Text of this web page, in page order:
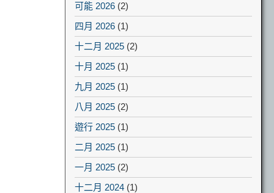
可能 2026 (2)
四月 2026 (1)
十二月 2025 (2)
十月 2025 (1)
九月 2025 (1)
八月 2025 (2)
遊行 2025 (1)
二月 2025 (1)
一月 2025 (2)
十二月 2024 (1)